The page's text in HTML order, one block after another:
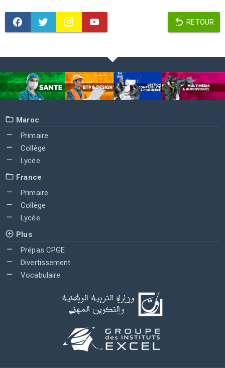
RETOUR
Maroc
Primaire
Collège
Lycée
France
Primaire
Collège
Lycée
Plus
Prépas CPGE
Divertissement
Vocabulaire